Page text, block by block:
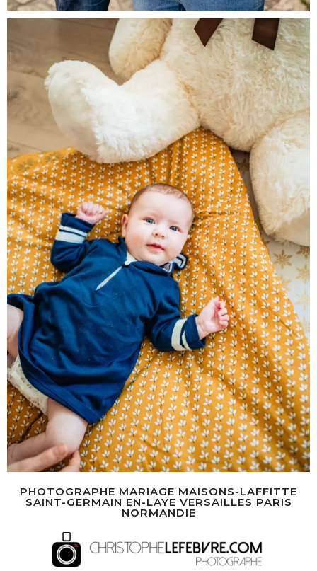
PHOTOGRAPHE MARIAGE MAISONS-LAFFITTE
SAINT-GERMAIN EN-LAYE VERSAILLES PARIS
NORMANDIE